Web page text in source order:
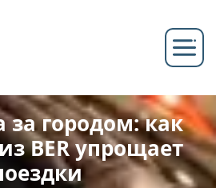
за городом: как
BER упрощает